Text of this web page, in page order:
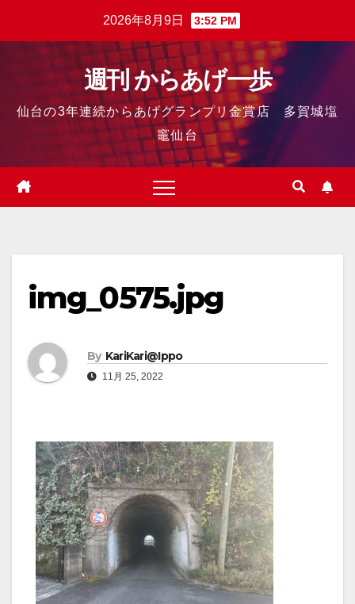
2026年8月9日 3:52 PM
週刊 からあげ一歩
仙台の3年連続からあげグランプリ金賞店 多賀城塩
竈仙台
img_0575.jpg
By KariKari@Ippo
11月 25, 2022